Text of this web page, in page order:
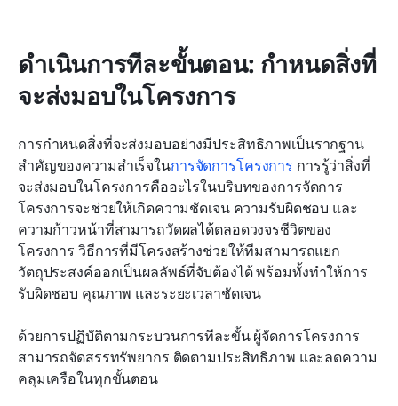
ดำเนินการทีละขั้นตอน: กำหนดสิ่งที่
จะส่งมอบในโครงการ
การกำหนดสิ่งที่จะส่งมอบอย่างมีประสิทธิภาพเป็นรากฐาน
สำคัญของความสำเร็จในการจัดการโครงการ การรู้ว่าสิ่งที่
จะส่งมอบในโครงการคืออะไรในบริบทของการจัดการ
โครงการจะช่วยให้เกิดความชัดเจน ความรับผิดชอบ และ
ความก้าวหน้าที่สามารถวัดผลได้ตลอดวงจรชีวิตของ
โครงการ วิธีการที่มีโครงสร้างช่วยให้ทีมสามารถแยก
วัตถุประสงค์ออกเป็นผลลัพธ์ที่จับต้องได้ พร้อมทั้งทำให้การ
รับผิดชอบ คุณภาพ และระยะเวลาชัดเจน
ด้วยการปฏิบัติตามกระบวนการทีละขั้น ผู้จัดการโครงการ
สามารถจัดสรรทรัพยากร ติดตามประสิทธิภาพ และลดความ
คลุมเครือในทุกขั้นตอน